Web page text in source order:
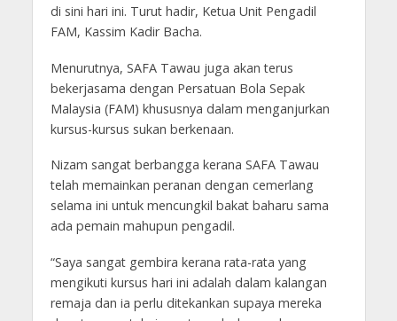
di sini hari ini. Turut hadir, Ketua Unit Pengadil
FAM, Kassim Kadir Bacha.
Menurutnya, SAFA Tawau juga akan terus
bekerjasama dengan Persatuan Bola Sepak
Malaysia (FAM) khususnya dalam menganjurkan
kursus-kursus sukan berkenaan.
Nizam sangat berbangga kerana SAFA Tawau
telah memainkan peranan dengan cemerlang
selama ini untuk mencungkil bakat baharu sama
ada pemain mahupun pengadil.
“Saya sangat gembira kerana rata-rata yang
mengikuti kursus hari ini adalah dalam kalangan
remaja dan ia perlu ditekankan supaya mereka